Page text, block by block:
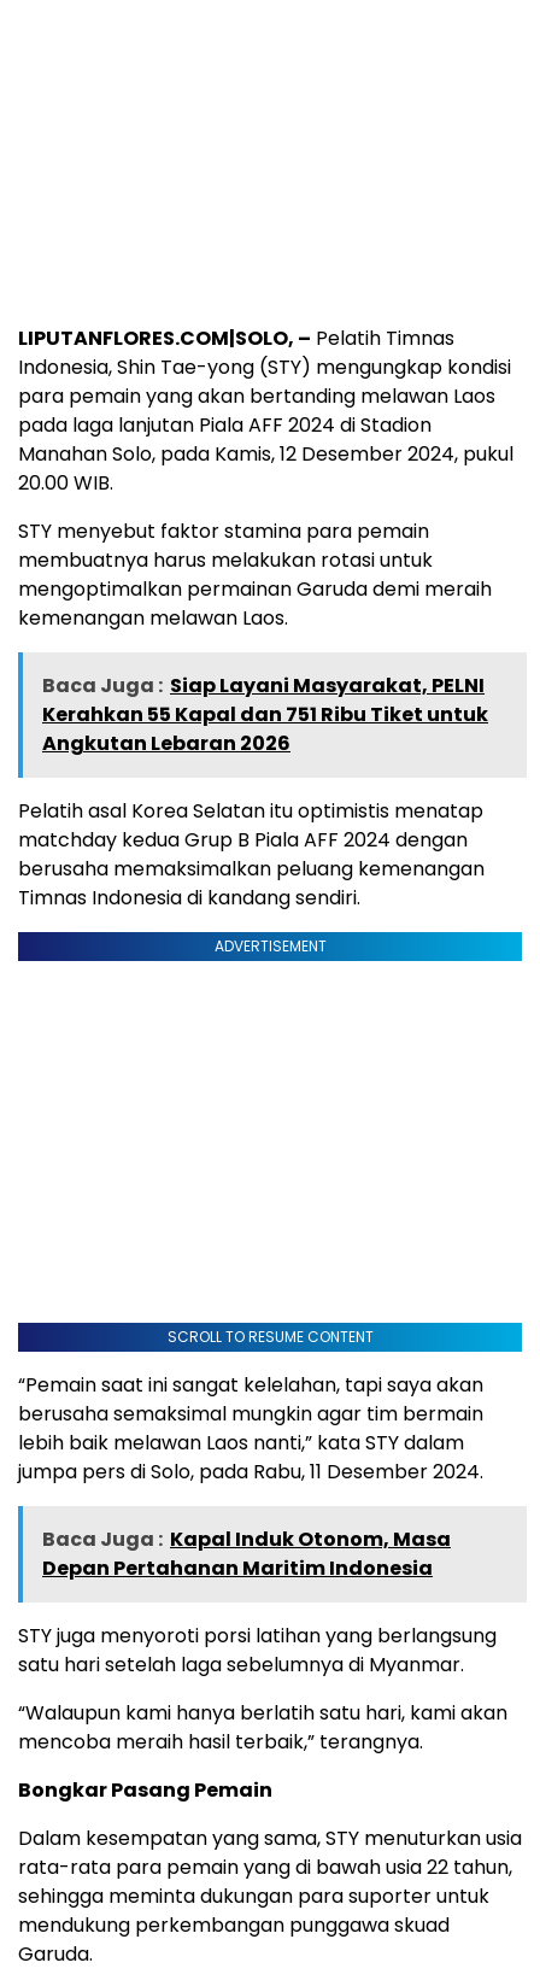
LIPUTANFLORES.COM|SOLO, – Pelatih Timnas
Indonesia, Shin Tae-yong (STY) mengungkap kondisi
para pemain yang akan bertanding melawan Laos
pada laga lanjutan Piala AFF 2024 di Stadion
Manahan Solo, pada Kamis, 12 Desember 2024, pukul
20.00 WIB.
STY menyebut faktor stamina para pemain
membuatnya harus melakukan rotasi untuk
mengoptimalkan permainan Garuda demi meraih
kemenangan melawan Laos.
Baca Juga : Siap Layani Masyarakat, PELNI
Kerahkan 55 Kapal dan 751 Ribu Tiket untuk
Angkutan Lebaran 2026
Pelatih asal Korea Selatan itu optimistis menatap
matchday kedua Grup B Piala AFF 2024 dengan
berusaha memaksimalkan peluang kemenangan
Timnas Indonesia di kandang sendiri.
ADVERTISEMENT
SCROLL TO RESUME CONTENT
“Pemain saat ini sangat kelelahan, tapi saya akan
berusaha semaksimal mungkin agar tim bermain
lebih baik melawan Laos nanti,” kata STY dalam
jumpa pers di Solo, pada Rabu, 11 Desember 2024.
Baca Juga : Kapal Induk Otonom, Masa
Depan Pertahanan Maritim Indonesia
STY juga menyoroti porsi latihan yang berlangsung
satu hari setelah laga sebelumnya di Myanmar.
“Walaupun kami hanya berlatih satu hari, kami akan
mencoba meraih hasil terbaik,” terangnya.
Bongkar Pasang Pemain
Dalam kesempatan yang sama, STY menuturkan usia
rata-rata para pemain yang di bawah usia 22 tahun,
sehingga meminta dukungan para suporter untuk
mendukung perkembangan punggawa skuad
Garuda.